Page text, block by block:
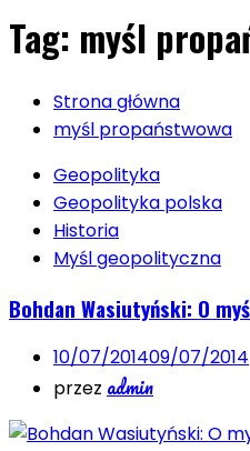
Tag: myśl
Strona główna
myśl propaństwowa
Geopolityka
Geopolityka polska
Historia
Myśl geopolityczna
Bohdan Wasiutyński: O
10/07/201409/07/2014
przez admin